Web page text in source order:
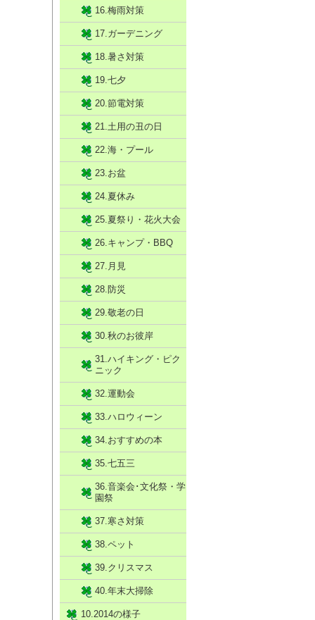
16.梅雨対策
17.ガーデニング
18.暑さ対策
19.七夕
20.節電対策
21.土用の丑の日
22.海・プール
23.お盆
24.夏休み
25.夏祭り・花火大会
26.キャンプ・BBQ
27.月見
28.防災
29.敬老の日
30.秋のお彼岸
31.ハイキング・ピク
ニック
32.運動会
33.ハロウィーン
34.おすすめの本
35.七五三
36.音楽会･文化祭・学
園祭
37.寒さ対策
38.ペット
39.クリスマス
40.年末大掃除
10.2014の様子